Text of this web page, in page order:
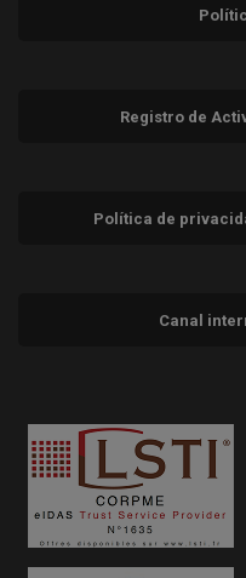
Registro de
Política de
Canal